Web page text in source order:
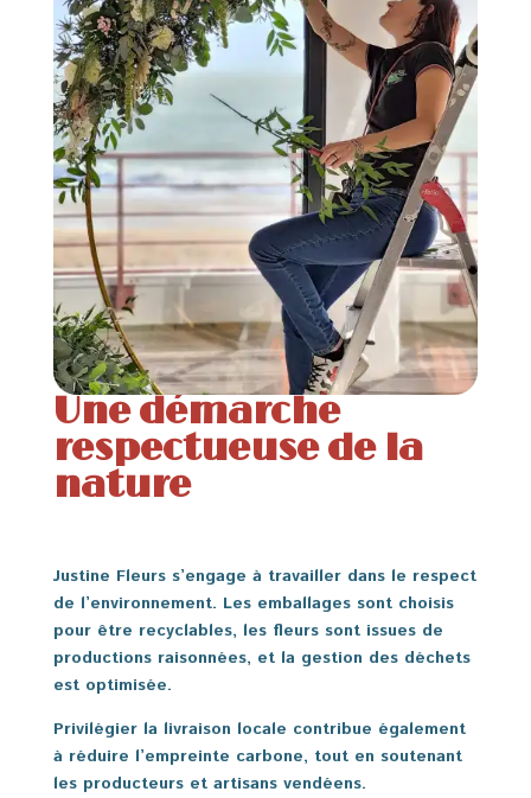
Une démarche
respectueuse de la
nature
Justine Fleurs s’engage à travailler dans le respect
de l’environnement. Les emballages sont choisis
pour être recyclables, les fleurs sont issues de
productions raisonnées, et la gestion des déchets
est optimisée.
Privilégier la livraison locale contribue également
à réduire l’empreinte carbone, tout en soutenant
les producteurs et artisans vendéens.